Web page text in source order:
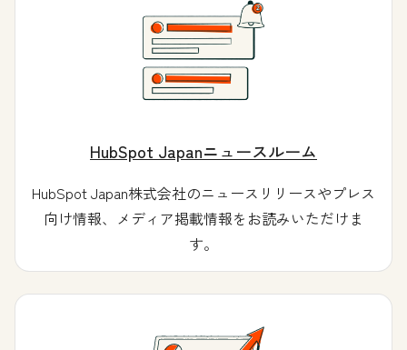
HubSpot Japanニュースルーム
HubSpot Japan株式会社のニュースリリースやプレス
向け情報、メディア掲載情報をお読みいただけま
す。